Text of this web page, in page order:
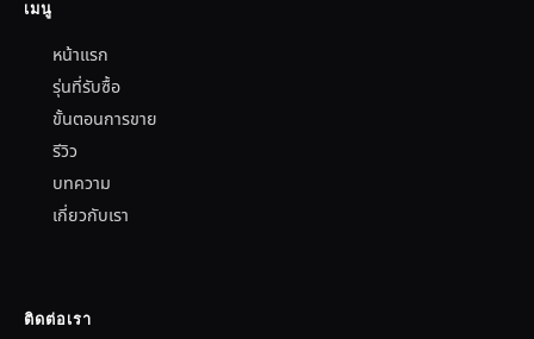
เมนู
หน้าแรก
รุ่นที่รับซื้อ
ขั้นตอนการขาย
รีวิว
บทความ
เกี่ยวกับเรา
ติดต่อเรา